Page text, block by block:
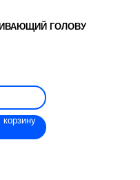
ГОЛОВУ
корзину